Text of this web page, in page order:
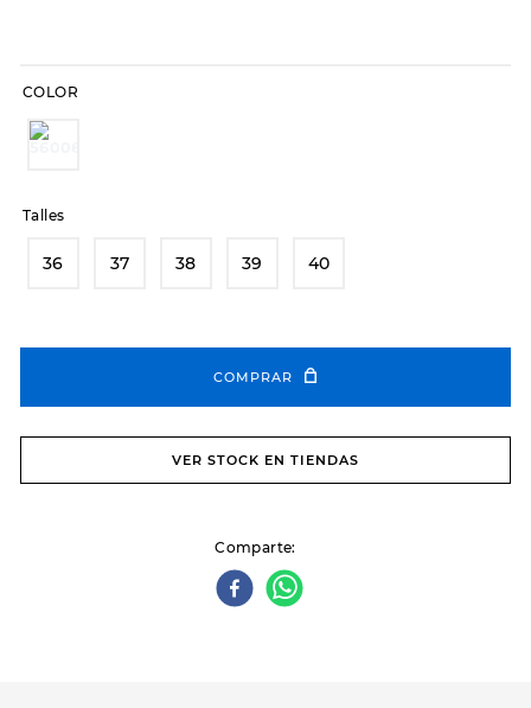
COLOR
Talles
36 37 38 39 40
COMPRAR
VER STOCK EN TIENDAS
Comparte